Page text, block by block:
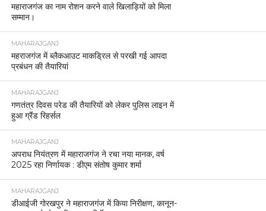
महाराजगंज का नाम रोशन करने वाले खिलाड़ियों को मिला
सम्मान।
MAHARAJGANJ
महराजगंज में ब्लैकआउट माकड्रिल से परखी गई आपदा
प्रबंधन की तैयारियां
MAHARAJGANJ
गणतंत्र दिवस परेड की तैयारियों को लेकर पुलिस लाइन में
हुआ ग्रैंड रिहर्सल
MAHARAJGANJ
अपराध नियंत्रण में महाराजगंज ने रचा नया मानक, वर्ष
2025 रहा निर्णायक : डीएम संतोष कुमार शर्मा
MAHARAJGANJ
डीआईजी गोरखपुर ने महाराजगंज में किया निरीक्षण, कानून-